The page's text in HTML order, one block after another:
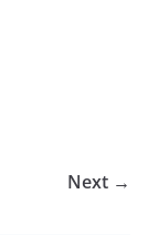
Next →